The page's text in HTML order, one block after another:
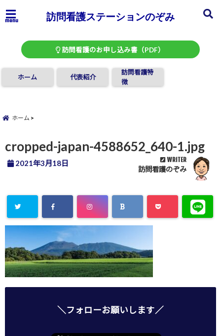
menu 訪問看護ステーションのぞみ
訪問看護のお申し込み書（PDF）
ホーム 代表紹介
訪問看護特
徴
ホーム
cropped-japan-4588652_640-1.jpg
2021年3月18日 WRITER
訪問看護のぞみ
＼フォローお願いします／